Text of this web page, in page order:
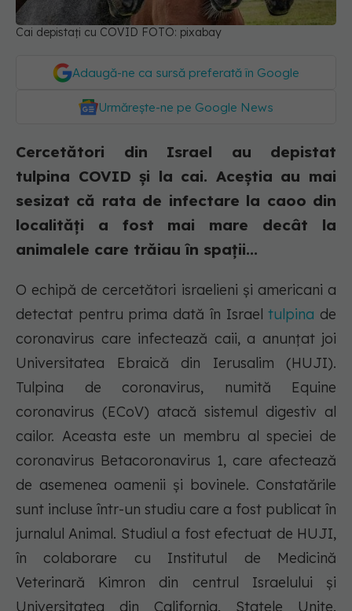
Cai depistați cu COVID FOTO: pixabay
Adaugă-ne ca sursă preferată în Google
Urmărește-ne pe Google News
Cercetători din Israel au depistat
tulpina COVID și la cai. Aceștia au mai
sesizat că rata de infectare la caoo din
localități a fost mai mare decât la
animalele care trăiau în spații...
O echipă de cercetători israelieni şi americani a
detectat pentru prima dată în Israeltulpina de
coronavirus care infectează caii, a anunţat joi
Universitatea Ebraică din Ierusalim (HUJI).
Tulpina de coronavirus, numită Equine
coronavirus (ECoV) atacă sistemul digestiv al
cailor. Aceasta este un membru al speciei de
coronavirus Betacoronavirus 1, care afectează
de asemenea oamenii şi bovinele. Constatările
sunt incluse într-un studiu care a fost publicat în
jurnalul Animal. Studiul a fost efectuat de HUJI,
în colaborare cu Institutul de Medicină
Veterinară Kimron din centrul Israelului şi
Universitatea din California, Statele Unite.